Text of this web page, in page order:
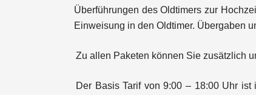
Überführungen des Oldtimers zur
Einweisung in den Oldtimer. Übergaben
Zu allen Paketen können Sie zusätzlich
Der Basis Tarif von 9:00 – 18:00 Uhr